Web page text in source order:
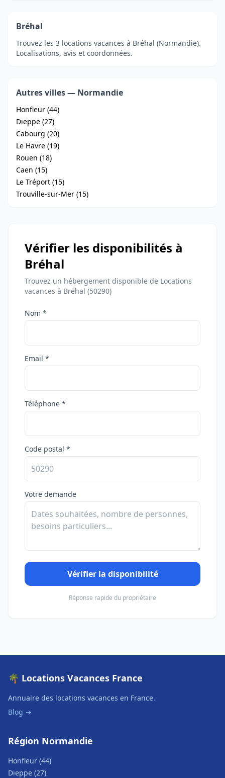
Bréhal
Trouvez les 3 locations vacances à Bréhal (Normandie).
Localisations, avis et coordonnées.
Autres villes — Normandie
Honfleur (44)
Dieppe (27)
Cabourg (20)
Le Havre (19)
Rouen (18)
Caen (15)
Le Tréport (15)
Trouville-sur-Mer (15)
Vérifier les disponibilités à
Bréhal
Trouvez un hébergement disponible de Locations
vacances à Bréhal (50290)
Nom *
Email *
Téléphone *
Code postal *
Votre demande
Vérifier la disponibilité
Réponse rapide du propriétaire
🌴 Locations Vacances France
Annuaire des locations vacances en France.
Blog →
Région Normandie
Honfleur (44)
Dieppe (27)